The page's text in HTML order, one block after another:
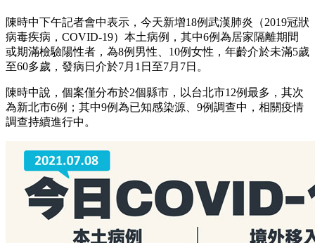
陳時中下午記者會中表示，今天新增18例武漢肺炎（2019冠狀
病毒疾病，COVID-19）本土病例，其中6例為居家隔離期間
或期滿檢驗陽性者，為8例男性、10例女性，年齡介於未滿5歲
至60多歲，發病日介於7月1日至7月7日。
陳時中說，個案僅分布於2個縣市，以台北市12例最多，其次
為新北市6例；其中9例為已知感染源、9例調查中，相關疫情
調查持續進行中。